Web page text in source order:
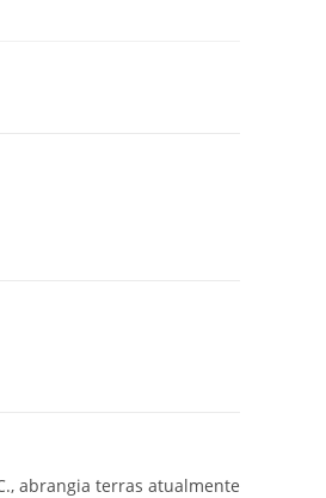
abrangia terras atualmente